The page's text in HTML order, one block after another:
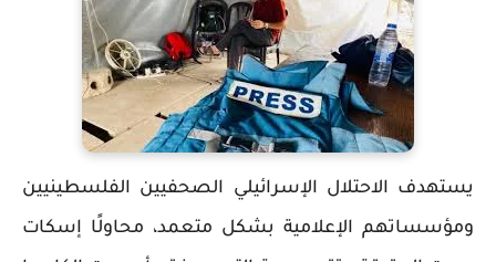
يستهدف الاحتلال الإسرائيلي الصحفيين الفلسطينيين
ومؤسساتهم الإعلامية بشكل متعمد، محاولًا إسكات